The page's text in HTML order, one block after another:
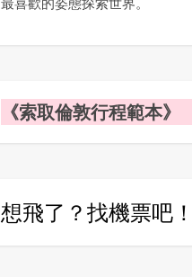
《索取倫敦行程範本》
想飛了？找機票吧！